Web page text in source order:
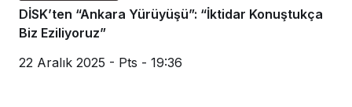
DİSK’ten “Ankara Yürüyüşü”: “İktidar Konuştukça
Biz Eziliyoruz”
22 Aralık 2025 - Pts - 19:36